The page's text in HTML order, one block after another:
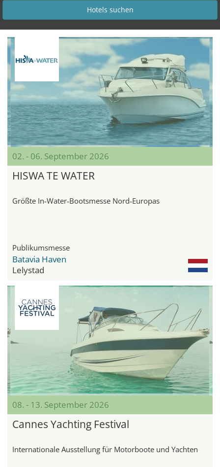
02. - 06. September 2026
HISWA TE WATER
Größte In‑Water‑Bootsmesse Nord‑Europas
Publikumsmesse
Batavia Haven
Lelystad
08. - 13. September 2026
Cannes Yachting Festival
Internationale Ausstellung für Motorboote und Yachten